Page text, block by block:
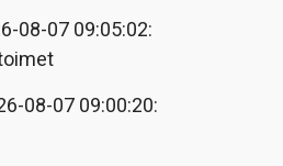
08-07 09:05:02:
08-07 09:00:20: